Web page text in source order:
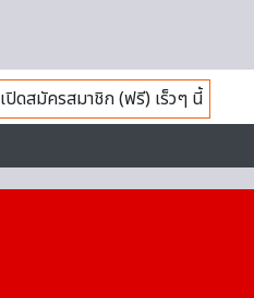
เปิดสมัครสมาชิก (ฟรี) เร็วๆ นี้